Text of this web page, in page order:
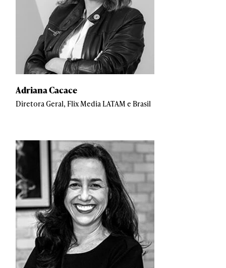
Adriana Cacace
Diretora Geral, Flix Media LATAM e Brasil